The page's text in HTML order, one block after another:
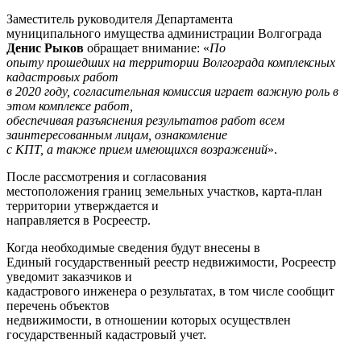
Заместитель руководителя Департамента
муниципального имущества администрации Волгограда
Денис Рыков обращает внимание: «По
опыту прошедших на территории Волгограда комплексных
кадастровых работ
в 2020 году, согласительная комиссия играет важную роль в
этом комплексе работ,
обеспечивая разъяснения результатов работ всем
заинтересованным лицам, ознакомление
с КПТ, а также прием имеющихся возражений».
После рассмотрения и согласования
местоположения границ земельных участков, карта-план
территории утверждается и
направляется в Росреестр.
Когда необходимые сведения будут внесены в
Единый государственный реестр недвижимости, Росреестр
уведомит заказчиков и
кадастрового инженера о результатах, в том числе сообщит
перечень объектов
недвижимости, в отношении которых осуществлен
государственный кадастровый учет.